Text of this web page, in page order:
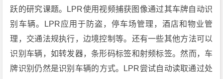
跃的研究课题。LPR使用视频捕获图像通过其车牌自动识
别车辆。LPR应用于防盗，停车场管理，酒店和物业管
理，交通法规执行，边境控制等。还有一些其他方法可以
识别车辆，如转发器，条形码标签和射频标签。然而，车
牌识别仍然是识别车辆的方式。LPR尝试自动读取通过处